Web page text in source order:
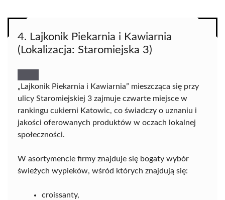
4. Lajkonik Piekarnia i Kawiarnia
(Lokalizacja: Staromiejska 3)
„Lajkonik Piekarnia i Kawiarnia” mieszcząca się przy
ulicy Staromiejskiej 3 zajmuje czwarte miejsce w
rankingu cukierni Katowic, co świadczy o uznaniu i
jakości oferowanych produktów w oczach lokalnej
społeczności.
W asortymencie firmy znajduje się bogaty wybór
świeżych wypieków, wśród których znajdują się:
croissanty,